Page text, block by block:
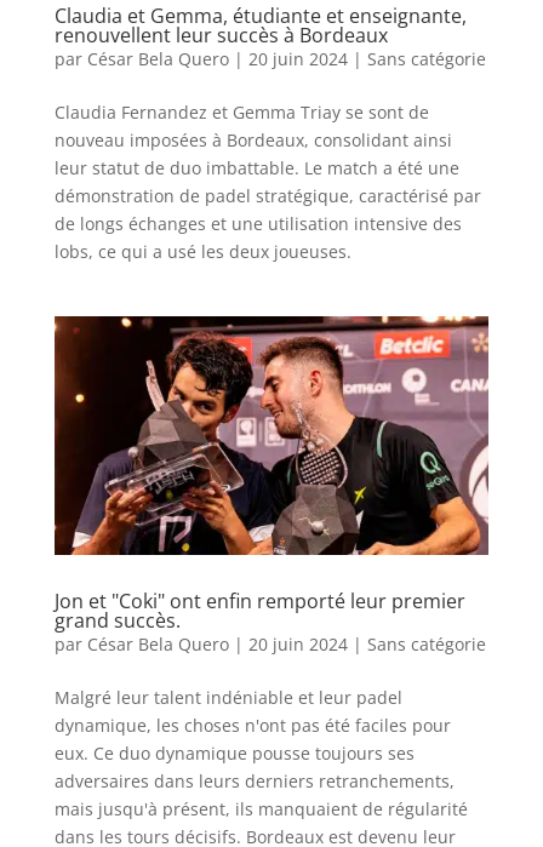
Claudia et Gemma, étudiante et enseignante,
renouvellent leur succès à Bordeaux
par César Bela Quero| 20 juin 2024| Sans catégorie
Claudia Fernandez et Gemma Triay se sont de
nouveau imposées à Bordeaux, consolidant ainsi
leur statut de duo imbattable. Le match a été une
démonstration de padel stratégique, caractérisé par
de longs échanges et une utilisation intensive des
lobs, ce qui a usé les deux joueuses.
Jon et "Coki" ont enfin remporté leur premier
grand succès.
par César Bela Quero| 20 juin 2024| Sans catégorie
Malgré leur talent indéniable et leur padel
dynamique, les choses n'ont pas été faciles pour
eux. Ce duo dynamique pousse toujours ses
adversaires dans leurs derniers retranchements,
mais jusqu'à présent, ils manquaient de régularité
dans les tours décisifs. Bordeaux est devenu leur